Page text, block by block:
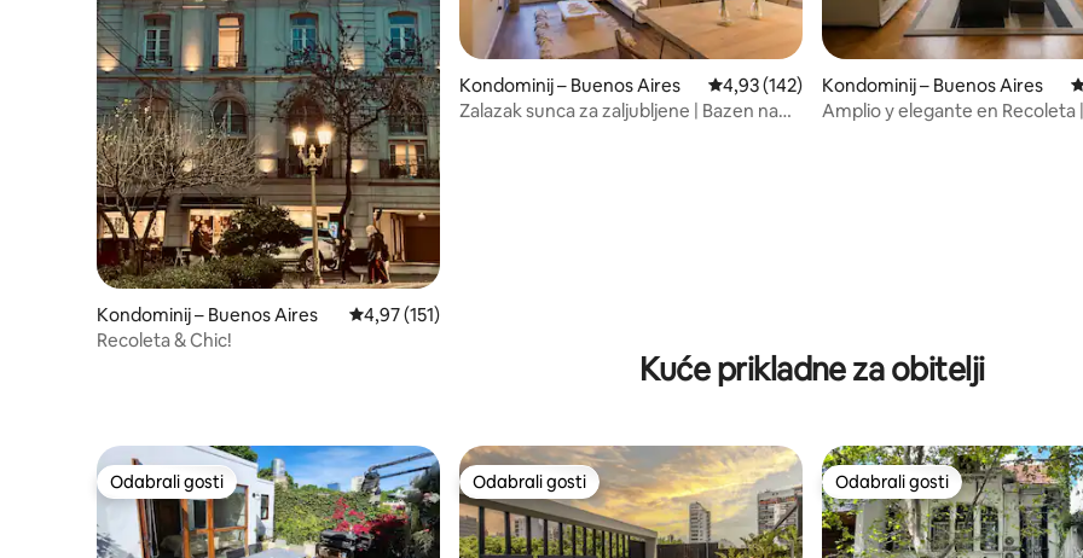
Kondominij – Buenos Aires Prosječna ocjena: 4,97/5, recenzija: 151
4,97 (151)
Recoleta & Chic!
Kondominij – Buenos Aires Prosječna ocjena: 4,93/5, recenzija: 142
4,93 (142)
Zalazak sunca za zaljubljene | Bazen na
Kondominij – Buenos Aires
Amplio y elegante en Recoleta
Kuće prikladne za obitelji
Odabrali gosti
Odabrali gosti Odabrali gosti
Odabrali gosti Odabrali gosti
Odabrali gosti